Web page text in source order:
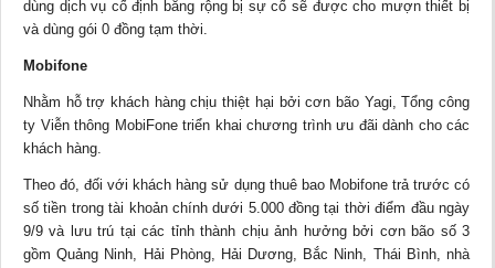
dùng dịch vụ cố định băng rộng bị sự cố sẽ được cho mượn thiết bị
và dùng gói 0 đồng tạm thời.
Mobifone
Nhằm hỗ trợ khách hàng chịu thiệt hại bởi cơn bão Yagi, Tổng công
ty Viễn thông MobiFone triển khai chương trình ưu đãi dành cho các
khách hàng.
Theo đó, đối với khách hàng sử dụng thuê bao Mobifone trả trước có
số tiền trong tài khoản chính dưới 5.000 đồng tại thời điểm đầu ngày
9/9 và lưu trú tại các tỉnh thành chịu ảnh hưởng bởi cơn bão số 3
gồm Quảng Ninh, Hải Phòng, Hải Dương, Bắc Ninh, Thái Bình, nhà